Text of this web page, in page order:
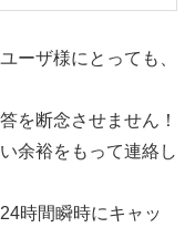
ーザ様にとっても、
を断念させません！
余裕をもって連絡し
時間瞬時にキャッ